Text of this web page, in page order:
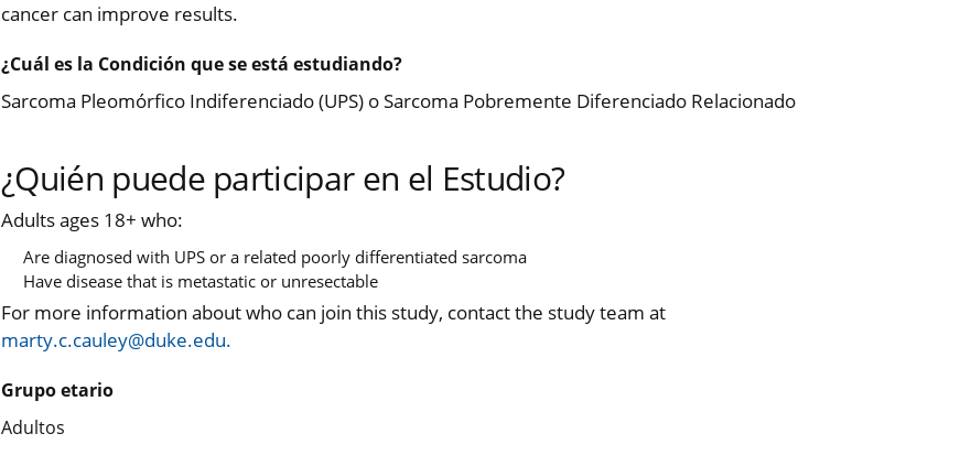
cancer can improve results.
¿Cuál es la Condición que se está estudiando?
Sarcoma Pleomórfico Indiferenciado (UPS) o Sarcoma Pobremente Diferenciado Relacionado
¿Quién puede participar en el Estudio?
Adults ages 18+ who:
Are diagnosed with UPS or a related poorly differentiated sarcoma
Have disease that is metastatic or unresectable
For more information about who can join this study, contact the study team at
marty.c.cauley@duke.edu.
Grupo etario
Adultos